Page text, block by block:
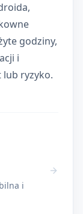
godziny,
i
ryzyko.
i